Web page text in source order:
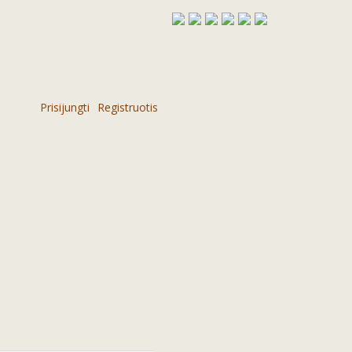
Prisijungti Registruotis